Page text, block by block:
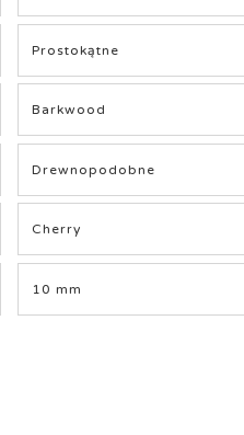
Prostokątne
Barkwood
Drewnopodobne
Cherry
10 mm